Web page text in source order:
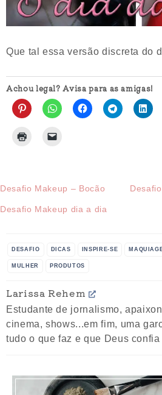
Que tal essa versão discreta do
Achou legal? Avisa para as amigas!
Desafio Makeup – Bocão
Desafio Makeup dia a dia
DESAFIO DICAS INSPIRE-SE
MULHER PRODUTOS
Larissa Rehem
Estudante de jornalismo,
cinema, shows...em fim, uma
tudo o que faz e que Deus confia